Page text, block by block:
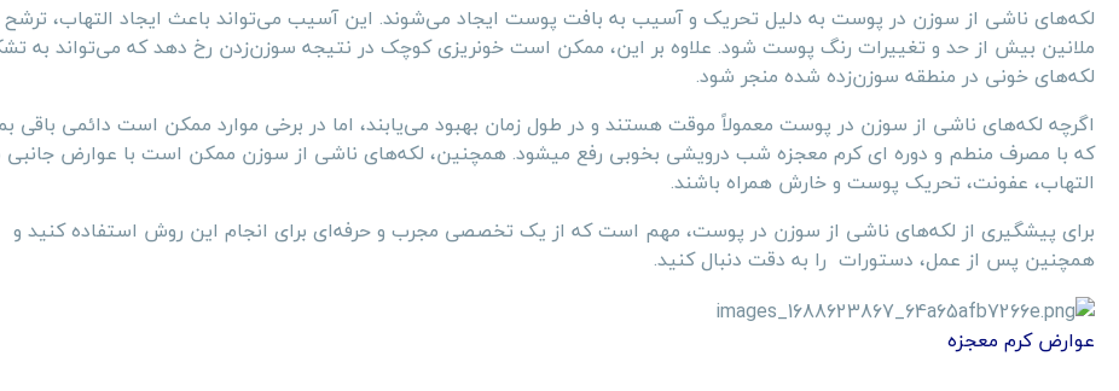
لکه‌های ناشی از سوزن در پوست به دلیل تحریک و آسیب به بافت پوست ایجاد می‌شوند. این آسیب می‌تواند باعث ایجاد التهاب، ترشح
ملانین بیش از حد و تغییرات رنگ پوست شود. علاوه بر این، ممکن است خونریزی کوچک در نتیجه سوزن‌زدن رخ دهد که می‌تواند به
لکه‌های خونی در منطقه سوزن‌زده شده منجر شود.
اگرچه لکه‌های ناشی از سوزن در پوست معمولاً موقت هستند و در طول زمان بهبود می‌یابند، اما در برخی موارد ممکن است دائمی باقی
که با مصرف منطم و دوره ای کرم معجزه شب درویشی بخوبی رفع میشود. همچنین، لکه‌های ناشی از سوزن ممکن است با عوارض جانبی
التهاب، عفونت، تحریک پوست و خارش همراه باشند.
برای پیشگیری از لکه‌های ناشی از سوزن در پوست، مهم است که از یک تخصصی مجرب و حرفه‌ای برای انجام این روش استفاده کنید و
همچنین پس از عمل، دستورات را به دقت دنبال کنید.
عوارض کرم معجزه